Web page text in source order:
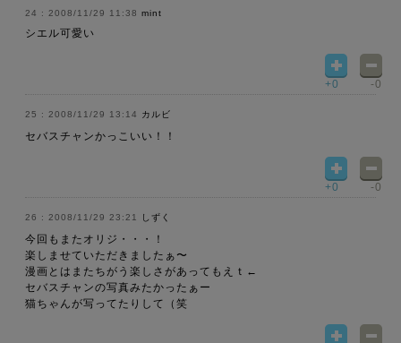
2008/11/29 11:38 mint
シエル可愛い
+0 -0
2008/11/29 13:14 カルビ
セバスチャンかっこいい！！
+0 -0
2008/11/29 23:21 しずく
今回もまたオリジ・・・！
楽しませていただきましたぁ〜
漫画とはまたちがう楽しさがあってもえｔ←
セバスチャンの写真みたかったぁー
猫ちゃんが写ってたりして（笑